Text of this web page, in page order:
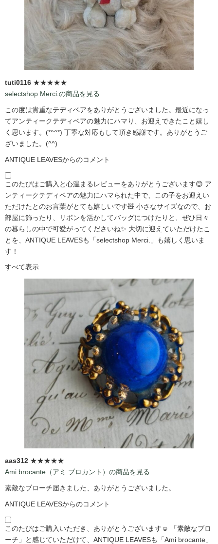
tuti0116 ★★★★★
selectshop Merci.の商品を見る
この度は貴重なテディベアをありがとうございました。最近になっ
てアンティークテディベアの魅力にハマり、お迎えできたこと嬉し
く思います。(*^^*) 丁寧な対応もして頂き感謝です。ありがとうご
ざいました。(^^)
ANTIQUE LEAVESからのコメント
このたびはご購入と心温まるレビューをありがとうございます😊 ア
ンティークテディベアの魅力にハマられた中で、この子をお迎えい
ただけたとのお言葉がとても嬉しいです🧸 小さなサイズなので、お
部屋に飾ったり、リボンを活かしてバッグにつけたりと、ぜひ日々
の暮らしの中で可愛がってくださいね✨ 大切に迎えていただけたこ
とを、ANTIQUE LEAVESも「selectshop Merci.」も嬉しく思いま
す！
すべて表示
aas312 ★★★★★
Ami brocante（アミ ブロカント）の商品を見る
素敵なブローチ届きました、ありがとうございました。
ANTIQUE LEAVESからのコメント
このたびはご購入いただき、ありがとうございます☺️ 「素敵なブロ
ーチ」と感じていただけて、ANTIQUE LEAVESも「Ami brocante」